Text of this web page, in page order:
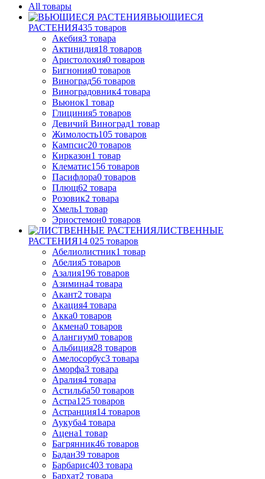
All товары
ВЬЮЩИЕСЯ
РАСТЕНИЯ435 товаров
Акебия3 товара
Актинидия18 товаров
Аристолохия0 товаров
Бигнония0 товаров
Виноград56 товаров
Виноградовник4 товара
Вьюнок1 товар
Глициния5 товаров
Девичий Виноград1 товар
Жимолость105 товаров
Кампсис20 товаров
Кирказон1 товар
Клематис156 товаров
Пасифлора0 товаров
Плющ62 товара
Розовик2 товара
Хмель1 товар
Эриостемон0 товаров
ЛИСТВЕННЫЕ
РАСТЕНИЯ14 025 товаров
Абелиолистник1 товар
Абелия5 товаров
Азалия196 товаров
Азимина4 товара
Акант2 товара
Акация4 товара
Акка0 товаров
Акмена0 товаров
Алангиум0 товаров
Альбиция28 товаров
Амелосорбус3 товара
Аморфа3 товара
Аралия4 товара
Астильба50 товаров
Астра125 товаров
Астранция14 товаров
Аукуба4 товара
Ацена1 товар
Багрянник46 товаров
Бадан39 товаров
Барбарис403 товара
Бархат2 товара